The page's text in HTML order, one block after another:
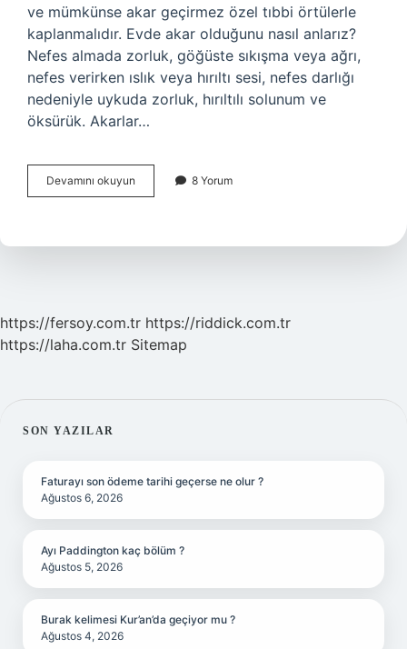
ve mümkünse akar geçirmez özel tıbbi örtülerle
kaplanmalıdır. Evde akar olduğunu nasıl anlarız?
Nefes almada zorluk, göğüste sıkışma veya ağrı,
nefes verirken ıslık veya hırıltı sesi, nefes darlığı
nedeniyle uykuda zorluk, hırıltılı solunum ve
öksürük. Akarlar…
Devamını okuyun
Hangi
8 Yorum
https://fersoy.com.tr https://riddick.com.tr
https://laha.com.tr Sitemap
SIDEBAR
SON YAZILAR
Faturayı son ödeme tarihi geçerse ne olur ?
Ağustos 6, 2026
Ayı Paddington kaç bölüm ?
Ağustos 5, 2026
Burak kelimesi Kur’an’da geçiyor mu ?
Ağustos 4, 2026